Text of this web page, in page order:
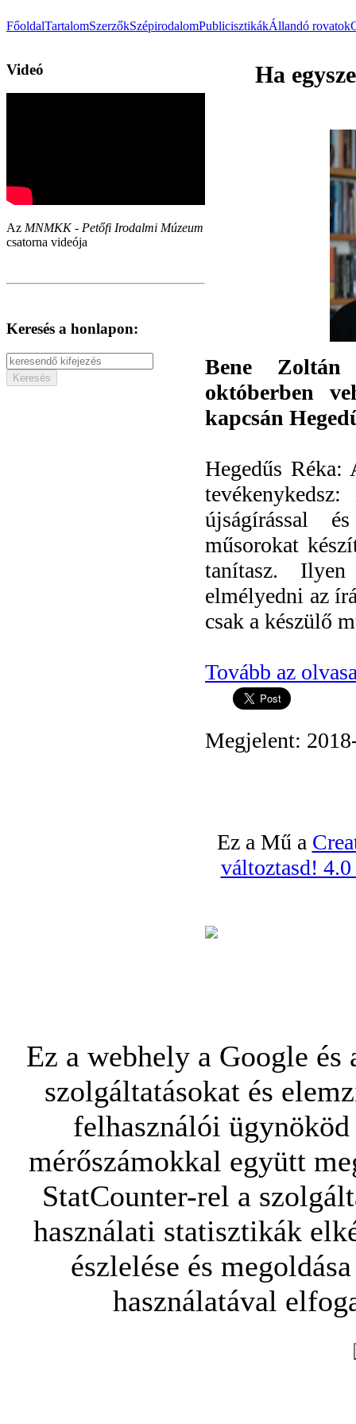
FőoldalTartalomSzerzőkSzépirodalomPublicisztikákÁllandó rovatok
Videó
Az MNMKK - Petőfi Irodalmi Múzeum
csatorna videója
Keresés a honlapon:
Ha
Bene Zoltán
októberben
kapcsán
Hegedűs
újságírással
műsorokat
tanítasz.
elmélyedni az
csak a készülő
Tovább az
Megjelent:
Ez a Mű a
változtasd!
Ez a webhely a Google
szolgáltatásokat és
felhasználói
mérőszámokkal együtt
StatCounter-rel a
használati statisztikák
észlelése és
használatával